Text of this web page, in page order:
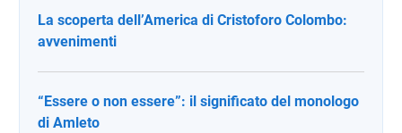
La scoperta dell’America di Cristoforo Colombo:
avvenimenti
“Essere o non essere”: il significato del monologo
di Amleto